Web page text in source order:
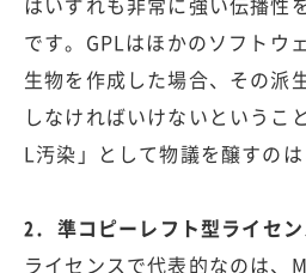
です。GPLはほかのソフトウ
生物を作成した場合、その派
しなければいけないというこ
L汚染」として物議を醸すのは
2. 準コピーレフト型ライセ
ライセンスで代表的なのは